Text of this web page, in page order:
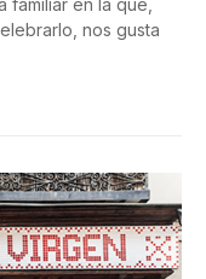
nos gusta